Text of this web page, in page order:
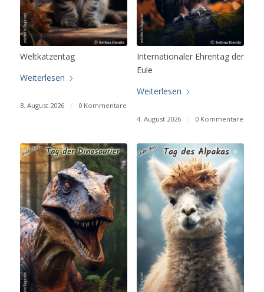
Weltkatzentag
Weiterlesen
8. August 2026 / 0 Kommentare
Internationaler Ehrentag der
Eule
Weiterlesen
4. August 2026 / 0 Kommentare